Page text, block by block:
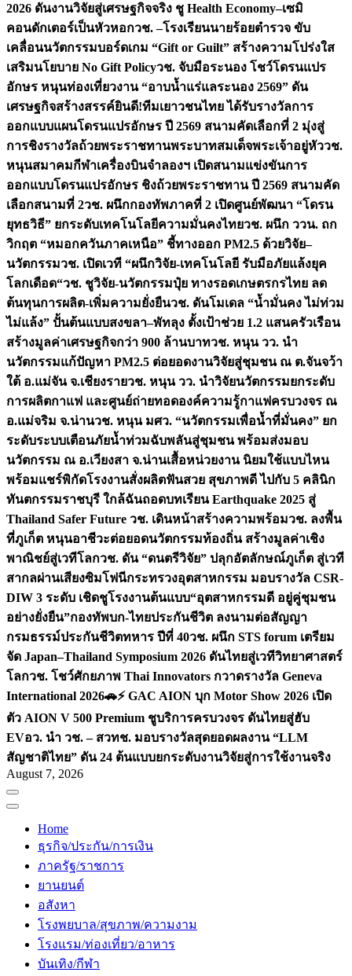
2026 ดันงานวิจัยสู่เศรษฐกิจจริง ชู Health Economy–เซมิ
คอนดักเตอร์เป็นหัวหอกวช. –โรงเรียนนายร้อยตำรวจ ขับ
เคลื่อนนวัตกรรมบอร์ดเกม “Gift or Guilt” สร้างความโปร่งใส
เสริมนโยบาย No Gift Policyวช. จับมือระนอง โชว์โดรนแปร
อักษร หนุนท่องเที่ยวงาน “อาบน้ำแร่แลระนอง 2569” ดัน
เศรษฐกิจสร้างสรรค์ยินดี!ทีมเยาวชนไทย ได้รับรางวัลการ
ออกแบบแผนโดรนแปรอักษร ปี 2569 สนามคัดเลือกที่ 2 มุ่งสู่
การชิงรางวัลถ้วยพระราชทานพระบาทสมเด็จพระเจ้าอยู่หัววช.
หนุนสมาคมกีฬาเครื่องบินจำลองฯ เปิดสนามแข่งขันการ
ออกแบบโดรนแปรอักษร ชิงถ้วยพระราชทาน ปี 2569 สนามคัด
เลือกสนามที่ 2วช. ผนึกกองทัพภาคที่ 2 เปิดศูนย์พัฒนา “โดรน
ยุทธวิธี” ยกระดับเทคโนโลยีความมั่นคงไทยวช. ผนึก ววน. ถก
วิกฤต “หมอกควันภาคเหนือ” ชี้ทางออก PM2.5 ด้วยวิจัย–
นวัตกรรมวช. เปิดเวที “ผนึกวิจัย-เทคโนโลยี รับมือภัยแล้งยุค
โลกเดือด“วช. ชูวิจัย-นวัตกรรมปุ๋ย ทางรอดเกษตรกรไทย ลด
ต้นทุนการผลิต-เพิ่มความยั่งยืนวช. ดันโมเดล “น้ำมั่นคง ไม่ท่วม
ไม่แล้ง” ปั้นต้นแบบสงขลา–พัทลุง ตั้งเป้าช่วย 1.2 แสนครัวเรือน
สร้างมูลค่าเศรษฐกิจกว่า 900 ล้านบาทวช. หนุน วว. นำ
นวัตกรรมแก้ปัญหา PM2.5 ต่อยอดงานวิจัยสู่ชุมชน ณ ต.จันจว้า
ใต้ อ.แม่จัน จ.เชียงรายวช. หนุน วว. นำวิจัยนวัตกรรมยกระดับ
การผลิตกาแฟ และศูนย์ถ่ายทอดองค์ความรู้กาแฟครบวงจร ณ
อ.แม่จริม จ.น่านวช. หนุน มศว. “นวัตกรรมเพื่อน้ำที่มั่นคง” ยก
ระดับระบบเตือนภัยน้ำท่วมฉับพลันสู่ชุมชน พร้อมส่งมอบ
นวัตกรรม ณ อ.เวียงสา จ.น่านเสื้อหน่วยงาน นิยมใช้แบบไหน
พร้อมแชร์พิกัดโรงงานสั่งผลิตฟันสวย สุขภาพดี ไปกับ 5 คลินิก
ทันตกรรมราชบุรี ใกล้ฉันถอดบทเรียน Earthquake 2025 สู่
Thailand Safer Future วช. เดินหน้าสร้างความพร้อมวช. ลงพื้น
ที่ภูเก็ต หนุนอาชีวะต่อยอดนวัตกรรมท้องถิ่น สร้างมูลค่าเชิง
พาณิชย์สู่เวทีโลกวช. ดัน “ดนตรีวิจัย” ปลุกอัตลักษณ์ภูเก็ต สู่เวที
สากลผ่านเสียงซิมโฟนีกระทรวงอุตสาหกรรม มอบรางวัล CSR-
DIW 3 ระดับ เชิดชูโรงงานต้นแบบ“อุตสาหกรรมดี อยู่คู่ชุมชน
อย่างยั่งยืน”กองทัพบก-ไทยประกันชีวิต ลงนามต่อสัญญา
กรมธรรม์ประกันชีวิตทหาร ปีที่ 40วช. ผนึก STS forum เตรียม
จัด Japan–Thailand Symposium 2026 ดันไทยสู่เวทีวิทยาศาสตร์
โลกวช. โชว์ศักยภาพ Thai Innovators กวาดรางวัล Geneva
International 2026🚗⚡️ GAC AION บุก Motor Show 2026 เปิด
ตัว AION V 500 Premium ชูบริการครบวงจร ดันไทยสู่ฮับ
EVอว. นำ วช. – สวทช. มอบรางวัลสุดยอดผลงาน “LLM
สัญชาติไทย” ดัน 24 ต้นแบบยกระดับงานวิจัยสู่การใช้งานจริง
August 7, 2026
Home
ธุรกิจ/ประกัน/การเงิน
ภาครัฐ/ราชการ
ยานยนต์
อสังหา
โรงพยบาล/สุขภาพ/ความงาม
โรงแรม/ท่องเที่ยว/อาหาร
บันเทิง/กีฬา